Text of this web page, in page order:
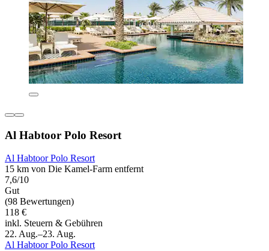
Al Habtoor Polo Resort
Al Habtoor Polo Resort
15 km von Die Kamel-Farm entfernt
7,6/10
Gut
(98 Bewertungen)
118 €
inkl. Steuern & Gebühren
22. Aug.–23. Aug.
Al Habtoor Polo Resort